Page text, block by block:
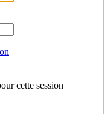
cette session